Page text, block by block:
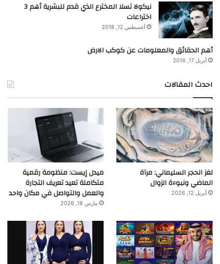
نيكولا تسلا المخترع الذي قدم للبشرية أهم 3
اختراعات
أغسطس 12, 2018
أهم الحقائق والمعلومات عن كوكب الارض
أبريل 17, 2016
احدث المقالات
لغز الحجر السليماني: مرآة
الماضي ونبوءة الزوال
أبريل 12, 2026
ميدل إيست: منظومة رقمية
متكاملة تعيد تعريف التجارة
والعمل والتواصل في مكان واحد
مارس 18, 2026